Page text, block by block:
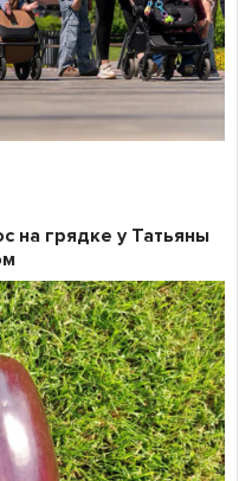
на грядке у Татьяны